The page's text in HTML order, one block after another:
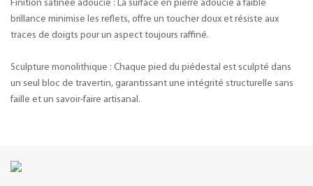
Finition satinée adoucie : La surface en pierre adoucie à faible
brillance minimise les reflets, offre un toucher doux et résiste aux
traces de doigts pour un aspect toujours raffiné.
Sculpture monolithique : Chaque pied du piédestal est sculpté dans
un seul bloc de travertin, garantissant une intégrité structurelle sans
faille et un savoir-faire artisanal.